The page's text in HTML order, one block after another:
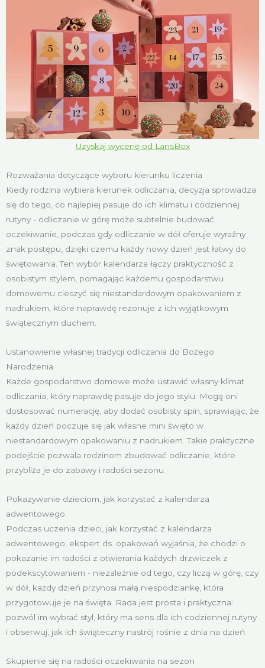
Uzyskaj wycenę od LansBox
Rozważania dotyczące wyboru kierunku liczenia
Kiedy rodzina wybiera kierunek odliczania, decyzja sprowadza
się do tego, co najlepiej pasuje do ich klimatu i codziennej
rutyny - odliczanie w górę może subtelnie budować
oczekiwanie, podczas gdy odliczanie w dół oferuje wyraźny
znak postępu, dzięki czemu każdy nowy dzień jest łatwy do
świętowania. Ten wybór kalendarza łączy praktyczność z
osobistym stylem, pomagając każdemu gospodarstwu
domowemu cieszyć się niestandardowym opakowaniem z
nadrukiem, które naprawdę rezonuje z ich wyjątkowym
świątecznym duchem.
Ustanowienie własnej tradycji odliczania do Bożego
Narodzenia
Każde gospodarstwo domowe może ustawić własny klimat
odliczania, który naprawdę pasuje do jego stylu. Mogą oni
dostosować numerację, aby dodać osobisty spin, sprawiając, że
każdy dzień poczuje się jak własne mini święto w
niestandardowym opakowaniu z nadrukiem. Takie praktyczne
podejście pozwala rodzinom zbudować odliczanie, które
przybliża je do zabawy i radości sezonu.
Pokazywanie dzieciom, jak korzystać z kalendarza
adwentowego
Podczas uczenia dzieci, jak korzystać z kalendarza
adwentowego, ekspert ds. opakowań wyjaśnia, że chodzi o
pokazanie im radości z otwierania każdych drzwiczek z
podekscytowaniem - niezależnie od tego, czy liczą w górę, czy
w dół, każdy dzień przynosi małą niespodziankę, która
przygotowuje je na święta. Rada jest prosta i praktyczna:
pozwól im wybrać styl, który ma sens dla ich codziennej rutyny
i obserwuj, jak ich świąteczny nastrój rośnie z dnia na dzień.
Skupienie się na radości oczekiwania na sezon